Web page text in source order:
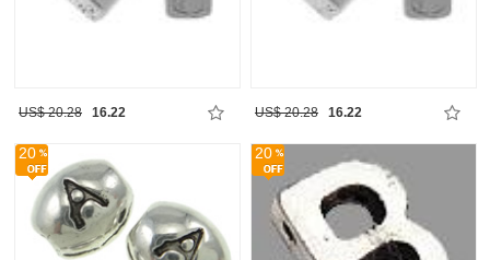
US$ 20.28 16.22 US$ 20.28 16.22
20 20